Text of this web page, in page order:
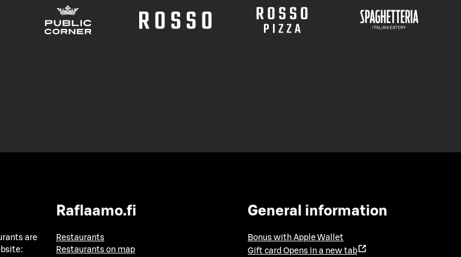
are
Raflaamo.fi
Restaurants
Restaurants on map
General information
Bonus with Apple Wallet
Gift card Opens in a new tab